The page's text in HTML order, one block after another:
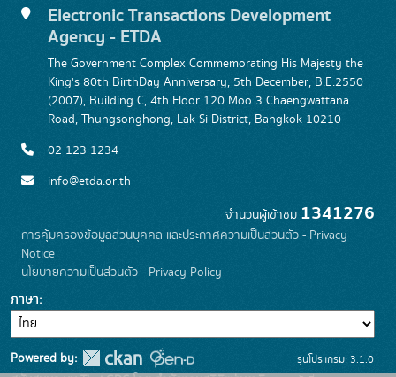
Electronic Transactions Development
Agency - ETDA
The Government Complex Commemorating His Majesty the
King's 80th BirthDay Anniversary, 5th December, B.E.2550
(2007), Building C, 4th Floor 120 Moo 3 Chaengwattana
Road, Thungsonghong, Lak Si District, Bangkok 10210
02 123 1234
info@etda.or.th
จำนวนผู้เข้าชม 1341276
การคุ้มครองข้อมูลส่วนบุคคล และประกาศความเป็นส่วนตัว - Privacy
Notice
นโยบายความเป็นส่วนตัว - Privacy Policy
ภาษา
Powered by:
รุ่นโปรแกรม: 3.1.0